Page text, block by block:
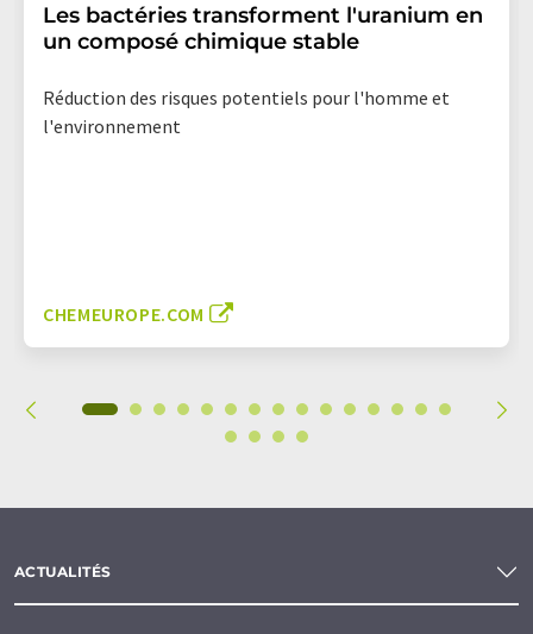
Les bactéries transforment l'uranium en
un composé chimique stable
Réduction des risques potentiels pour l'homme et
l'environnement
CHEMEUROPE.COM
ACTUALITÉS